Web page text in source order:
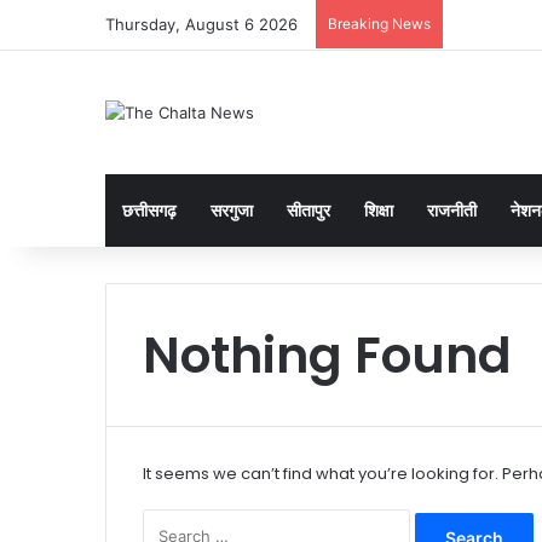
Thursday, August 6 2026 Breaking News
छत्तीसगढ़ सरगुजा सीतापुर शिक्षा राजनीती
Nothing Found
It seems we can’t find what you’re looking for.